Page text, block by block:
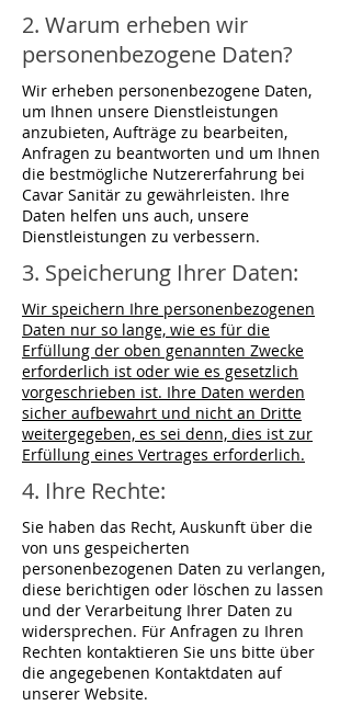
2. Warum erheben wir
personenbezogene Daten?
Wir erheben personenbezogene Daten,
um Ihnen unsere Dienstleistungen
anzubieten, Aufträge zu bearbeiten,
Anfragen zu beantworten und um Ihnen
die bestmögliche Nutzererfahrung bei
Cavar Sanitär zu gewährleisten. Ihre
Daten helfen uns auch, unsere
Dienstleistungen zu verbessern.
3. Speicherung Ihrer Daten:
Wir speichern Ihre personenbezogenen
Daten nur so lange, wie es für die
Erfüllung der oben genannten Zwecke
erforderlich ist oder wie es gesetzlich
vorgeschrieben ist. Ihre Daten werden
sicher aufbewahrt und nicht an Dritte
weitergegeben, es sei denn, dies ist zur
Erfüllung eines Vertrages erforderlich.
4. Ihre Rechte:
Sie haben das Recht, Auskunft über die
von uns gespeicherten
personenbezogenen Daten zu verlangen,
diese berichtigen oder löschen zu lassen
und der Verarbeitung Ihrer Daten zu
widersprechen. Für Anfragen zu Ihren
Rechten kontaktieren Sie uns bitte über
die angegebenen Kontaktdaten auf
unserer Website.